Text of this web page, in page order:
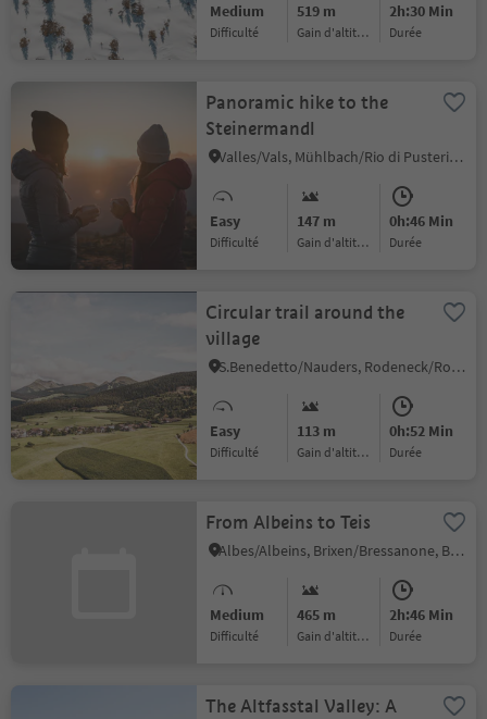
Medium
Difficulté
519 m
Gain d'altitude
2h:30 Min
durée
Panoramic hike to the
Steinermandl
Valles/Vals, Mühlbach/Rio di Pusteria, Brixen/Bressanone and environs
Easy
Difficulté
147 m
Gain d'altitude
0h:46 Min
durée
Circular trail around the
village
S.Benedetto/Nauders, Rodeneck/Rodengo, Brixen/Bressanone and environs
Easy
Difficulté
113 m
Gain d'altitude
0h:52 Min
durée
From Albeins to Teis
Albes/Albeins, Brixen/Bressanone, Brixen/Bressanone and environs
Medium
Difficulté
465 m
Gain d'altitude
2h:46 Min
durée
The Altfasstal Valley: A